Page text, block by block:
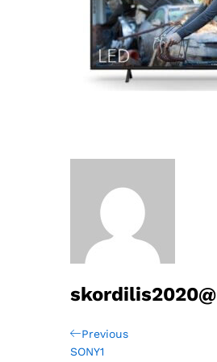
skordilis2020@
Πλοήγηση
Previous
Post
Previous
SONY1